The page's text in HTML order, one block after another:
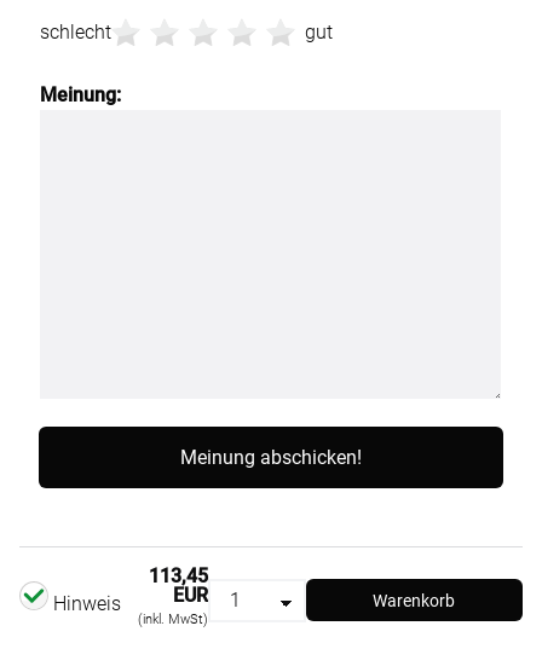
schlecht
gut
Meinung:
Hinweis
113,45
EUR
(inkl. MwSt)
Warenkorb